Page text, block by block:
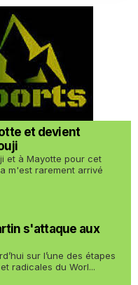
et devient
et à Mayotte pour cet
m'est rarement arrivé
s'attaque aux
sur l’une des étapes
radicales du Worl...